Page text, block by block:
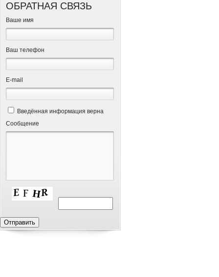
ОБРАТНАЯ СВЯЗЬ
Ваше имя
Ваш телефон
Е-mail
Введённая информация верна
Сообщение